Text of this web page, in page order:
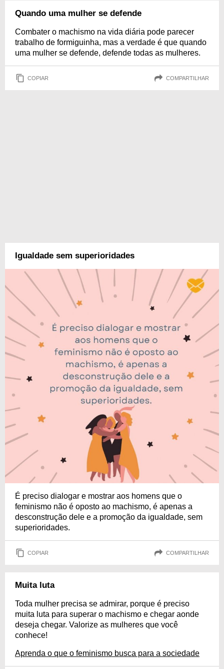
Quando uma mulher se defende
Combater o machismo na vida diária pode parecer
trabalho de formiguinha, mas a verdade é que quando
uma mulher se defende, defende todas as mulheres.
COPIAR COMPARTILHAR
Igualdade sem superioridades
É preciso dialogar e mostrar aos homens que o
feminismo não é oposto ao machismo, é apenas a
desconstrução dele e a promoção da igualdade, sem
superioridades.
COPIAR COMPARTILHAR
Muita luta
Toda mulher precisa se admirar, porque é preciso
muita luta para superar o machismo e chegar aonde
deseja chegar. Valorize as mulheres que você
conhece!
Aprenda o que o feminismo busca para a sociedade